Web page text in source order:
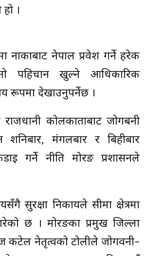
।
नाकाबाट नेपाल प्रवेश गर्ने हरेक
पहिचान खुल्ने आधिकारिक
रूपमा देखाउनुपर्नेछ ।
राजधानी कोलकाताबाट जोगबनी
मंगलबार र बिहीबार
गर्ने नीति मोरङ प्रशासनले
सुरक्षा निकायले सीमा क्षेत्रमा
छ । मोरङका प्रमुख जिल्ला
कटेल नेतृत्वको टोलीले जोगवनी–